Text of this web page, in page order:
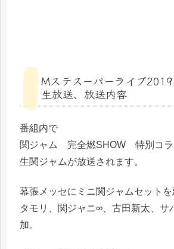
Mステスーパーライブ
生放送、放送内容
番組内で
関ジャム 完全燃SHOW 特別コラ
生関ジャムが放送されます。
幕張メッセにミニ関ジャムセットを
タモリ、関ジャニ∞、古田新太、サ
加。